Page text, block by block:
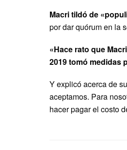
Macri tildó de
por dar quórum en la
«Hace rato que
2019 tomó medidas
Y explicó acerca de
aceptamos. Para
hacer pagar el costo